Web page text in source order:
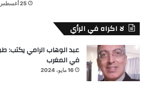
25 أغسطس، 2021
لا اكراه في الرأي
عبد الوهاب الرامي يكتب:
في المغرب
16 مايو، 2024